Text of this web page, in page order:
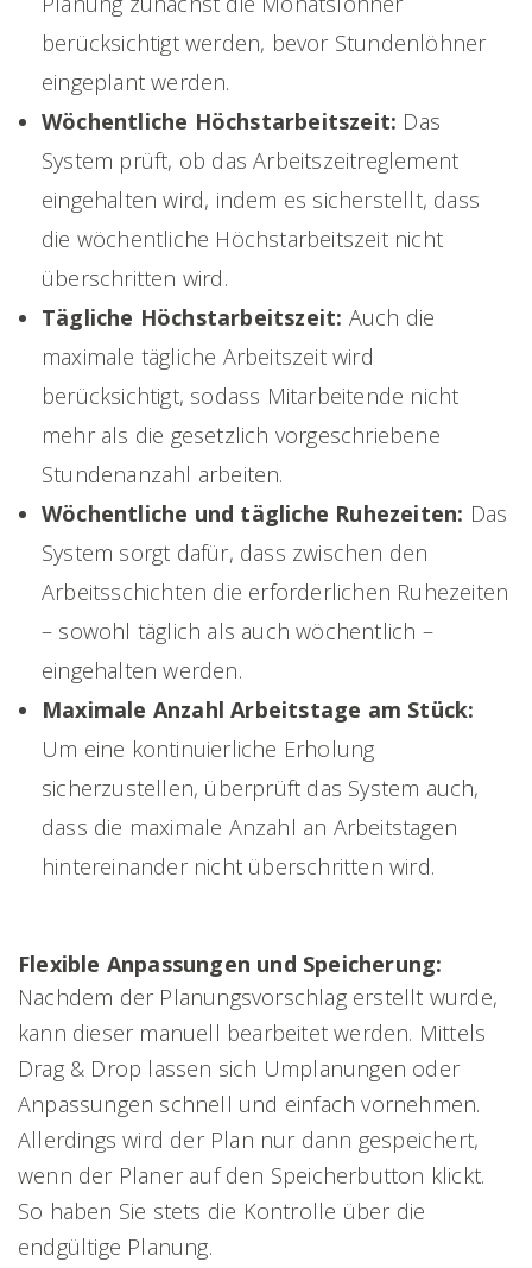
berücksichtigt werden, bevor Stundenlöhner
eingeplant werden.
Wöchentliche Höchstarbeitszeit: Das
System prüft, ob das Arbeitszeitreglement
eingehalten wird, indem es sicherstellt, dass
die wöchentliche Höchstarbeitszeit nicht
überschritten wird.
Tägliche Höchstarbeitszeit: Auch die
maximale tägliche Arbeitszeit wird
berücksichtigt, sodass Mitarbeitende nicht
mehr als die gesetzlich vorgeschriebene
Stundenanzahl arbeiten.
Wöchentliche und tägliche Ruhezeiten: Das
System sorgt dafür, dass zwischen den
Arbeitsschichten die erforderlichen Ruhezeiten
– sowohl täglich als auch wöchentlich –
eingehalten werden.
Maximale Anzahl Arbeitstage am Stück:
Um eine kontinuierliche Erholung
sicherzustellen, überprüft das System auch,
dass die maximale Anzahl an Arbeitstagen
hintereinander nicht überschritten wird.
Flexible Anpassungen und Speicherung:
Nachdem der Planungsvorschlag erstellt wurde,
kann dieser manuell bearbeitet werden. Mittels
Drag & Drop lassen sich Umplanungen oder
Anpassungen schnell und einfach vornehmen.
Allerdings wird der Plan nur dann gespeichert,
wenn der Planer auf den Speicherbutton klickt.
So haben Sie stets die Kontrolle über die
endgültige Planung.